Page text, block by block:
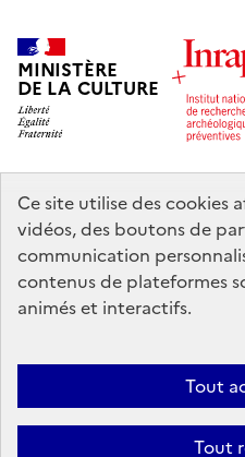
Ce site utilise des cookies
vidéos, des boutons de
communication
contenus de plateformes
animés et interactifs.
Tout
Tout
MINISTÈRE
DE LA CULTURE
legifrance.gouv.fr
service-public.gouv.fr
Nous contacter Mentions légales
Politique d’utilisation
Politique générale de protection